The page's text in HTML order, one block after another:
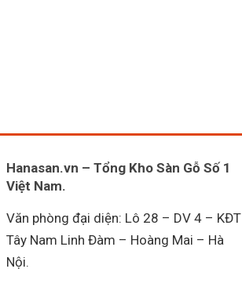
Hanasan.vn – Tổng Kho Sàn Gỗ Số 1
Việt Nam.
Văn phòng đại diện: Lô 28 – DV 4 – KĐT
Tây Nam Linh Đàm – Hoàng Mai – Hà
Nội.